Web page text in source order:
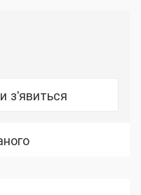
з'явиться